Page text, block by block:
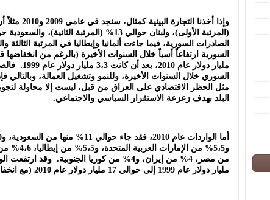
الصادرات السورية، فيما جاءت ألمانيا وإيطاليا في المرتبة
مليار دولار
السوري خلال السنوات الأخيرة، وللنمو وتشغيل العمالة، وبالتالي
مثل الحظر الاقتصادي على العراق من قبل، ليست إلا محاولة
البلد بهدف زعزعة الاستقرار السياسي والاجتماعي.
مليار دولار عام 1999 إلى حوالي 17 مليار دولار عام 2010 (مع انخفاضها عام 2009).